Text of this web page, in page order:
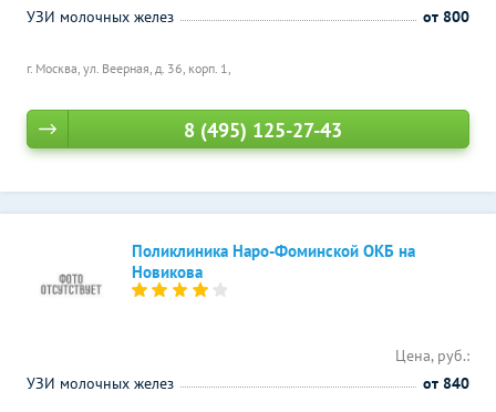
г. Москва, ул. Веерная, д. 36, корп. 1,
УЗИ молочных желез
от 800
8 (495) 125-27-43
Поликлиника Наро-Фоминской ОКБ на
Новикова
Цена, руб.:
УЗИ молочных желез
от 840